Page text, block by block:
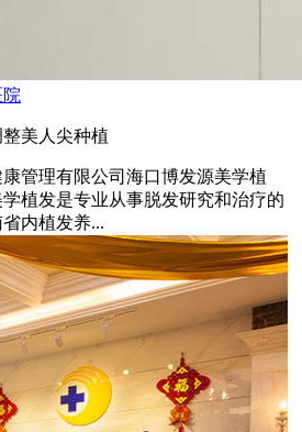
整美人尖种植
管理有限公司海口博发源美学植
植发是专业从事脱发研究和治疗的
内植发养...